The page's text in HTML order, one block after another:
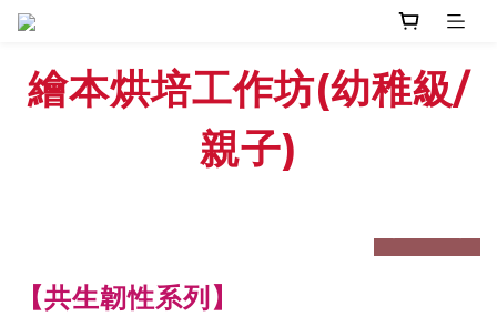
繪本烘培工作坊(幼稚級/
親子)
【共生韌性系列】